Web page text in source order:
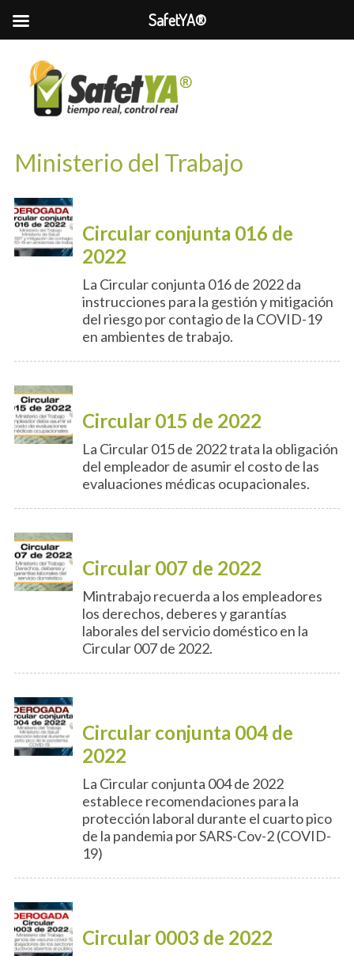
Ministerio del Trabajo
Circular conjunta 016 de
2022
La Circular conjunta 016 de 2022 da
instrucciones para la gestión y mitigación
del riesgo por contagio de la COVID-19
en ambientes de trabajo.
Circular 015 de 2022
La Circular 015 de 2022 trata la obligación
del empleador de asumir el costo de las
evaluaciones médicas ocupacionales.
Circular 007 de 2022
Mintrabajo recuerda a los empleadores
los derechos, deberes y garantías
laborales del servicio doméstico en la
Circular 007 de 2022.
Circular conjunta 004 de
2022
La Circular conjunta 004 de 2022
establece recomendaciones para la
protección laboral durante el cuarto pico
de la pandemia por SARS-Cov-2 (COVID-
19)
Circular 0003 de 2022
SafetYA®